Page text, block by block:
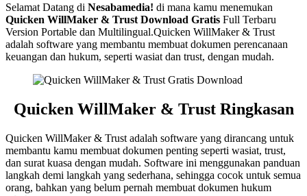
Selamat Datang di Nesabamedia! di mana kamu menemukan
Quicken WillMaker & Trust Download Gratis Full Terbaru
Version Portable dan Multilingual.Quicken WillMaker & Trust
adalah software yang membantu membuat dokumen perencanaan
keuangan dan hukum, seperti wasiat dan trust, dengan mudah.
Quicken WillMaker & Trust Ringkasan
Quicken WillMaker & Trust adalah software yang dirancang untuk
membantu kamu membuat dokumen penting seperti wasiat, trust,
dan surat kuasa dengan mudah. Software ini menggunakan panduan
langkah demi langkah yang sederhana, sehingga cocok untuk semua
orang, bahkan yang belum pernah membuat dokumen hukum